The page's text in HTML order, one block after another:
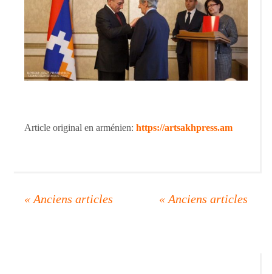
Article original en arménien: https://artsakhpress.am